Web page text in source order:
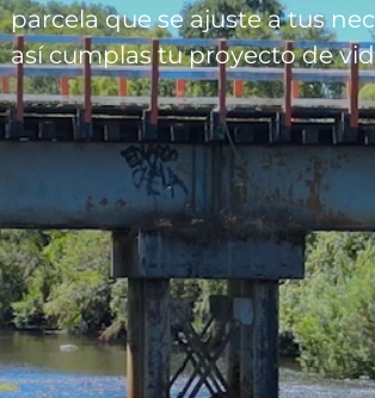
parcela que se ajuste a tus
así cumplas tu proyecto de